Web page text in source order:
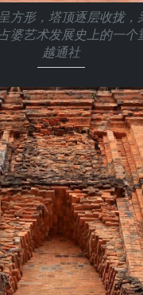
方形，塔顶逐层收拢，
婆艺术发展史上的一个
越通社